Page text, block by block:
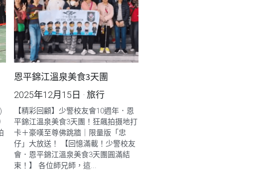
恩平錦江溫泉美食3天團
2025年12月15日 · 旅行
【精彩回顧】少警校友會10週年．恩
平錦江溫泉美食3天團！狂飆拍摄地打
卡＋豪嘆至尊佛跳牆｜限量版「忠
仔」大放送！ 【回憶滿載！少警校友
會．恩平錦江溫泉美食3天團圓滿結
束！】 各位師兄師，這...